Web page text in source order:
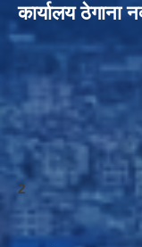
कार्यालय ठेगाना
2